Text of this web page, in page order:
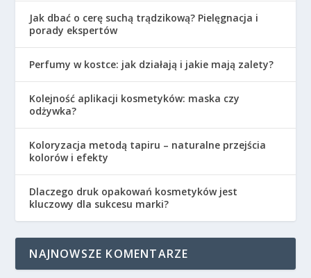
Jak dbać o cerę suchą trądzikową? Pielęgnacja i
porady ekspertów
Perfumy w kostce: jak działają i jakie mają zalety?
Kolejność aplikacji kosmetyków: maska czy
odżywka?
Koloryzacja metodą tapiru – naturalne przejścia
kolorów i efekty
Dlaczego druk opakowań kosmetyków jest
kluczowy dla sukcesu marki?
NAJNOWSZE KOMENTARZE